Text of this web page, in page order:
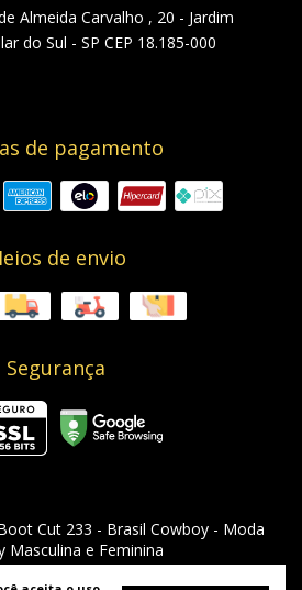
Almeida Carvalho , 20 - Jardim
do Sul - SP CEP 18.185-000
de pagamento
de envio
Segurança
Cut 233 - Brasil Cowboy - Moda
Masculina e Feminina